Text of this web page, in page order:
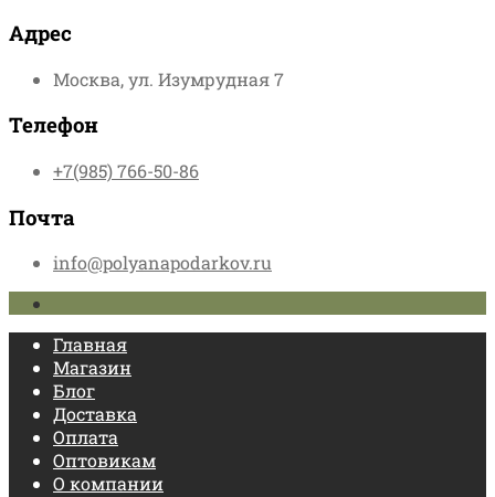
Адрес
Москва, ул. Изумрудная 7
Телефон
+7(985) 766-50-86
Почта
info@polyanapodarkov.ru
Главная
Магазин
Блог
Доставка
Оплата
Оптовикам
О компании